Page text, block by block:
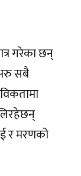
गरेका छन्
सबै
र मरणको